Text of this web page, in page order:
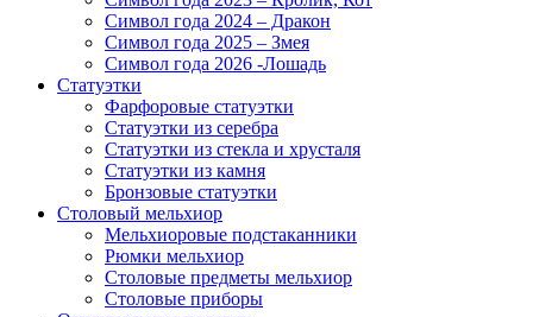
Символ года 2024 – Дракон
Символ года 2025 – Змея
Символ года 2026 -Лошадь
Статуэтки
Фарфоровые статуэтки
Статуэтки из серебра
Статуэтки из стекла и хрусталя
Статуэтки из камня
Бронзовые статуэтки
Столовый мельхиор
Мельхиоровые подстаканники
Рюмки мельхиор
Столовые предметы мельхиор
Столовые приборы